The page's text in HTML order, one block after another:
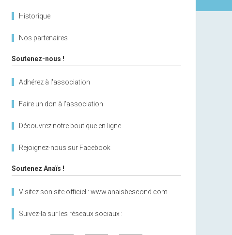
Historique
Nos partenaires
Soutenez-nous !
Adhérez à l'association
Faire un don à l'association
Découvrez notre boutique en ligne
Rejoignez-nous sur Facebook
Soutenez Anaïs !
Visitez son site officiel : www.anaisbescond.com
Suivez-la sur les réseaux sociaux :